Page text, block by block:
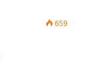
659